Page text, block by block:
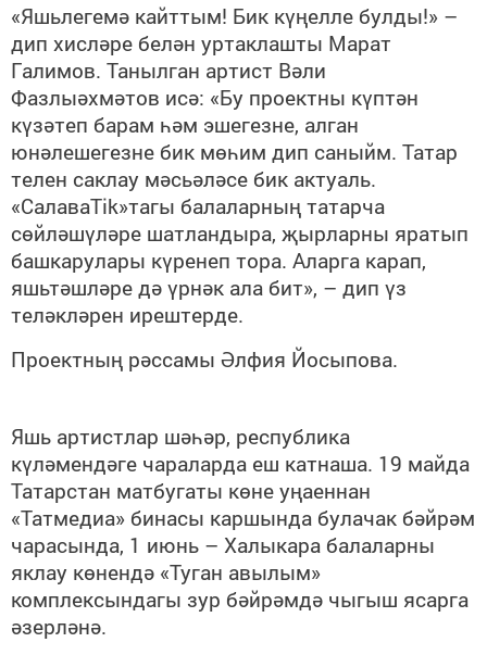
«Яшьлегемә кайттым! Бик күңелле булды!» –
дип хисләре белән уртаклашты Марат
Галимов. Танылган артист Вәли
Фазлыәхмәтов исә: «Бу проектны күптән
күзәтеп барам һәм эшегезне, алган
юнәлешегезне бик мөһим дип саныйм. Татар
телен саклау мәсьәләсе бик актуаль.
«СалаваTik»тагы балаларның татарча
сөйләшүләре шатландыра, җырларны яратып
башкарулары күренеп тора. Аларга карап,
яшьтәшләре дә үрнәк ала бит», – дип үз
теләкләрен ирештерде.
Проектның рәссамы Әлфия Йосыпова.
Яшь артистлар шәһәр, республика
күләмендәге чараларда еш катнаша. 19 майда
Татарстан матбугаты көне уңаеннан
«Татмедиа» бинасы каршында булачак бәйрәм
чарасында, 1 июнь – Халыкара балаларны
яклау көнендә «Туган авылым»
комплексындагы зур бәйрәмдә чыгыш ясарга
әзерләнә.